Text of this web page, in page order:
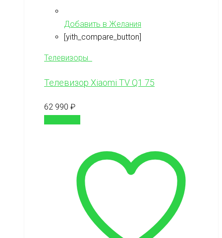
Добавить в Желания
[yith_compare_button]
Телевизоры
Телевизор Xiaomi TV Q1 75
62 990 ₽